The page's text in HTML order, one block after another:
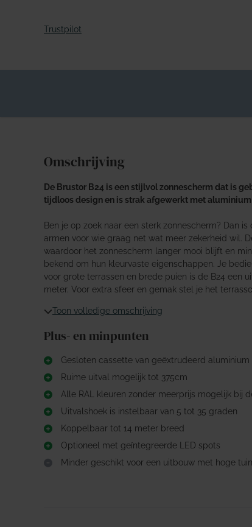
Trustpilot
Omschrijving
De Brustor B24 is een stijlvol zonnescherm dat is
tijdloos design en is strak afgewerkt met
Ben je op zoek naar een sterk zonnescherm? Dan
armen voor wie graag net wat meer zekerheid wil.
waardoor het zonnescherm langer mooi blijft en
bekend om hun kleurvaste eigenschappen. Je
voor grote terrassen en brede puien is de B24 een
meter. Voor extra sfeer en gemak stel je het
Toon volledige omschrijving
Plus- en minpunten
Gesloten cassette van geëxtrudeerd aluminium
Ruime uitval mogelijk tot 375cm
Alle RAL kleuren zonder meerprijs mogelijk bij
Uitvalshoek is instelbaar van 5 tot 35 graden
Koppelbaar tot 14 meter breed
Optioneel met geïntegreerde LED spots
Minder geschikt voor een uitbouw met hoge